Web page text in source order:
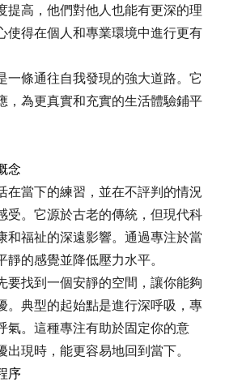
提高，他們對他人也能有更深的理
使得在個人和專業環境中進行更有
一條通往自我發現的強大道路。它
，為更真實和充實的生活體驗鋪平
念
在當下的練習，並在不評判的情況
受。它源於古老的傳統，但現代科
和福祉的深遠影響。通過專注於當
的感覺並降低壓力水平。
要找到一個安靜的空間，讓你能夠
。典型的起始點是進行深呼吸，專
氣。這種專注有助於固定你的意
現時，能更容易地回到當下。
序